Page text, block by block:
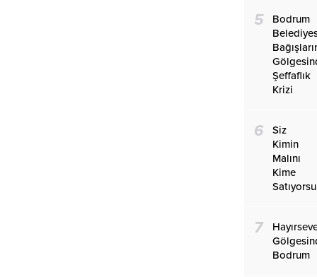
5
Bodrum
Şeffaflık
Krizi
6
Siz
Kimin
Malını
Kime
7
Bodrum